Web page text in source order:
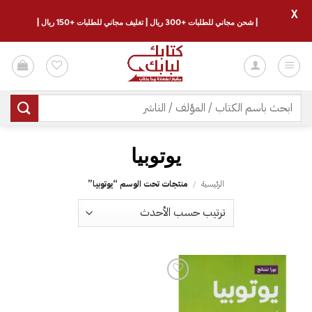
للمحتوى
البحث
عن:
يوتوبيا
الرئيسية / منتجات تحت الوسم “يوتوبيا”
| شحن مجاني للطلبات +300 ريال | تغليف مجاني للطلبات +150 ريال |
X